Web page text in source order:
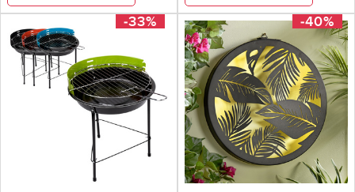
-33% -40%